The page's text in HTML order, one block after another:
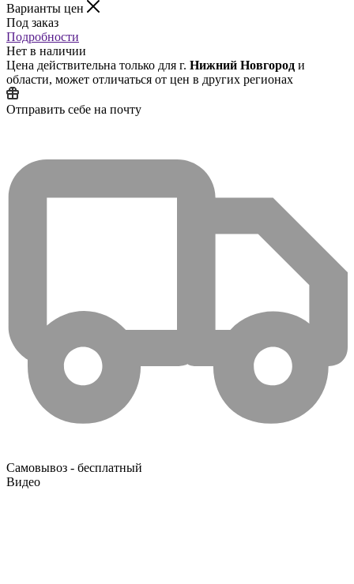
Варианты цен
Под заказ
Подробности
Нет в наличии
Цена действительна только для г. Нижний Новгород и
области, может отличаться от цен в других регионах
Отправить себе на почту
Самовывоз - бесплатный
Видео